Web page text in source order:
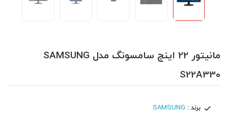
مانیتور 22 اینچ سامسونگ مدل SAMSUNG
S22A330
برند : SAMSUNG